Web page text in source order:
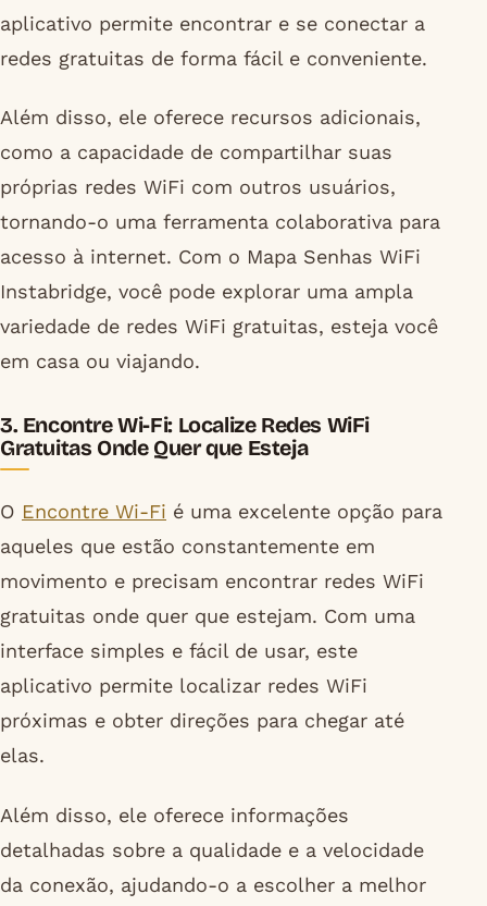
aplicativo permite encontrar e se conectar a
redes gratuitas de forma fácil e conveniente.
Além disso, ele oferece recursos adicionais,
como a capacidade de compartilhar suas
próprias redes WiFi com outros usuários,
tornando-o uma ferramenta colaborativa para
acesso à internet. Com o Mapa Senhas WiFi
Instabridge, você pode explorar uma ampla
variedade de redes WiFi gratuitas, esteja você
em casa ou viajando.
3. Encontre Wi-Fi: Localize Redes WiFi
Gratuitas Onde Quer que Esteja
O Encontre Wi-Fi é uma excelente opção para
aqueles que estão constantemente em
movimento e precisam encontrar redes WiFi
gratuitas onde quer que estejam. Com uma
interface simples e fácil de usar, este
aplicativo permite localizar redes WiFi
próximas e obter direções para chegar até
elas.
Além disso, ele oferece informações
detalhadas sobre a qualidade e a velocidade
da conexão, ajudando-o a escolher a melhor